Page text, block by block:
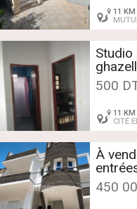
11 KM
500
11 KM
CITÉ
À
450